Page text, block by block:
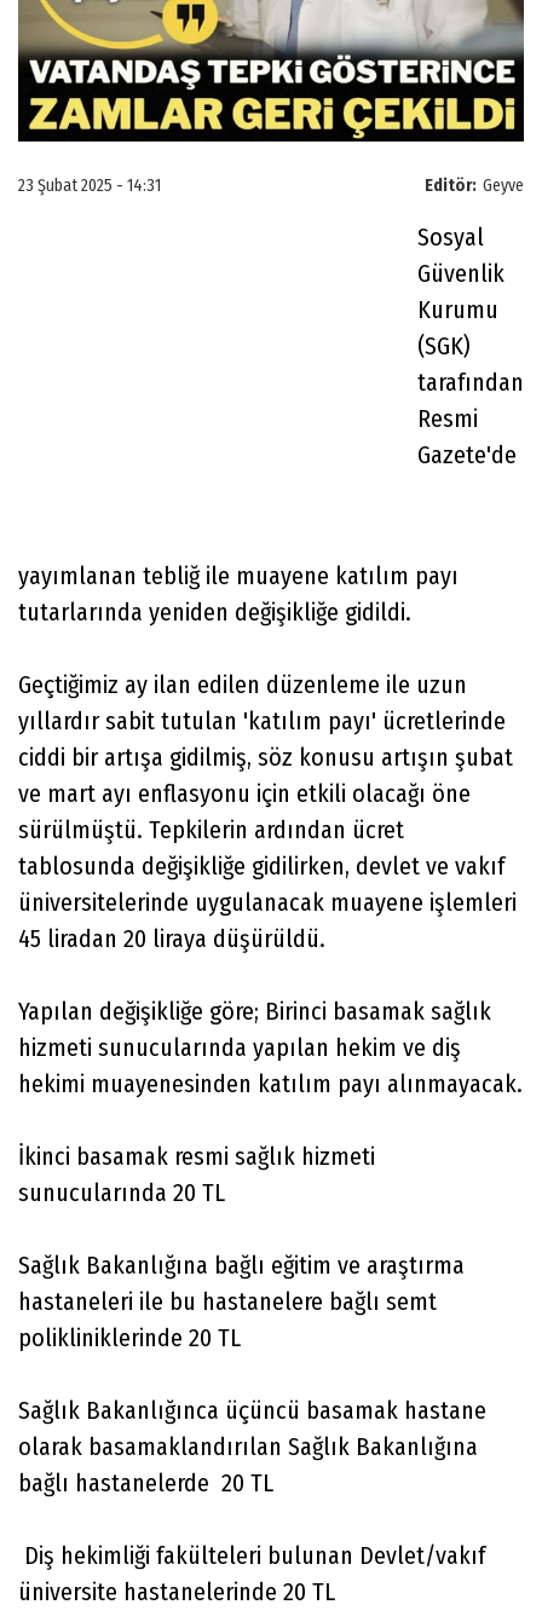
Editör: Geyve
23 Şubat 2025 - 14:31
Sosyal
Güvenlik
Kurumu
(SGK)
tarafından
Resmi
Gazete'de
yayımlanan tebliğ ile muayene katılım payı
tutarlarında yeniden değişikliğe gidildi.
Geçtiğimiz ay ilan edilen düzenleme ile uzun
yıllardır sabit tutulan 'katılım payı' ücretlerinde
ciddi bir artışa gidilmiş, söz konusu artışın şubat
ve mart ayı enflasyonu için etkili olacağı öne
sürülmüştü. Tepkilerin ardından ücret
tablosunda değişikliğe gidilirken, devlet ve vakıf
üniversitelerinde uygulanacak muayene işlemleri
45 liradan 20 liraya düşürüldü.
Yapılan değişikliğe göre; Birinci basamak sağlık
hizmeti sunucularında yapılan hekim ve diş
hekimi muayenesinden katılım payı alınmayacak.
İkinci basamak resmi sağlık hizmeti
sunucularında 20 TL
Sağlık Bakanlığına bağlı eğitim ve araştırma
hastaneleri ile bu hastanelere bağlı semt
polikliniklerinde 20 TL
Sağlık Bakanlığınca üçüncü basamak hastane
olarak basamaklandırılan Sağlık Bakanlığına
bağlı hastanelerde 20 TL
Diş hekimliği fakülteleri bulunan Devlet/vakıf
üniversite hastanelerinde 20 TL